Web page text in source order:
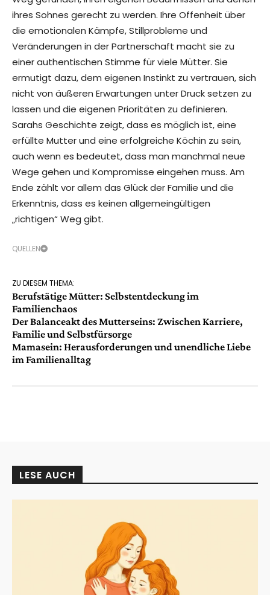
ihres Sohnes gerecht zu werden. Ihre Offenheit über
die emotionalen Kämpfe, Stillprobleme und
Veränderungen in der Partnerschaft macht sie zu
einer authentischen Stimme für viele Mütter. Sie
ermutigt dazu, dem eigenen Instinkt zu vertrauen, sich
nicht von äußeren Erwartungen unter Druck setzen zu
lassen und die eigenen Prioritäten zu definieren.
Sarahs Geschichte zeigt, dass es möglich ist, eine
erfüllte Mutter und eine erfolgreiche Köchin zu sein,
auch wenn es bedeutet, dass man manchmal neue
Wege gehen und Kompromisse eingehen muss. Am
Ende zählt vor allem das Glück der Familie und die
Erkenntnis, dass es keinen allgemeingültigen
„richtigen“ Weg gibt.
QUELLEN
ZU DIESEM THEMA:
Berufstätige Mütter: Selbstentdeckung im
Familienchaos
Der Balanceakt des Mutterseins: Zwischen Karriere,
Familie und Selbstfürsorge
Mamasein: Herausforderungen und unendliche Liebe
im Familienalltag
LESE AUCH